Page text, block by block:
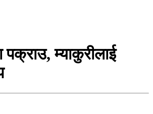
पक्राउ, म्याकुरीलाई